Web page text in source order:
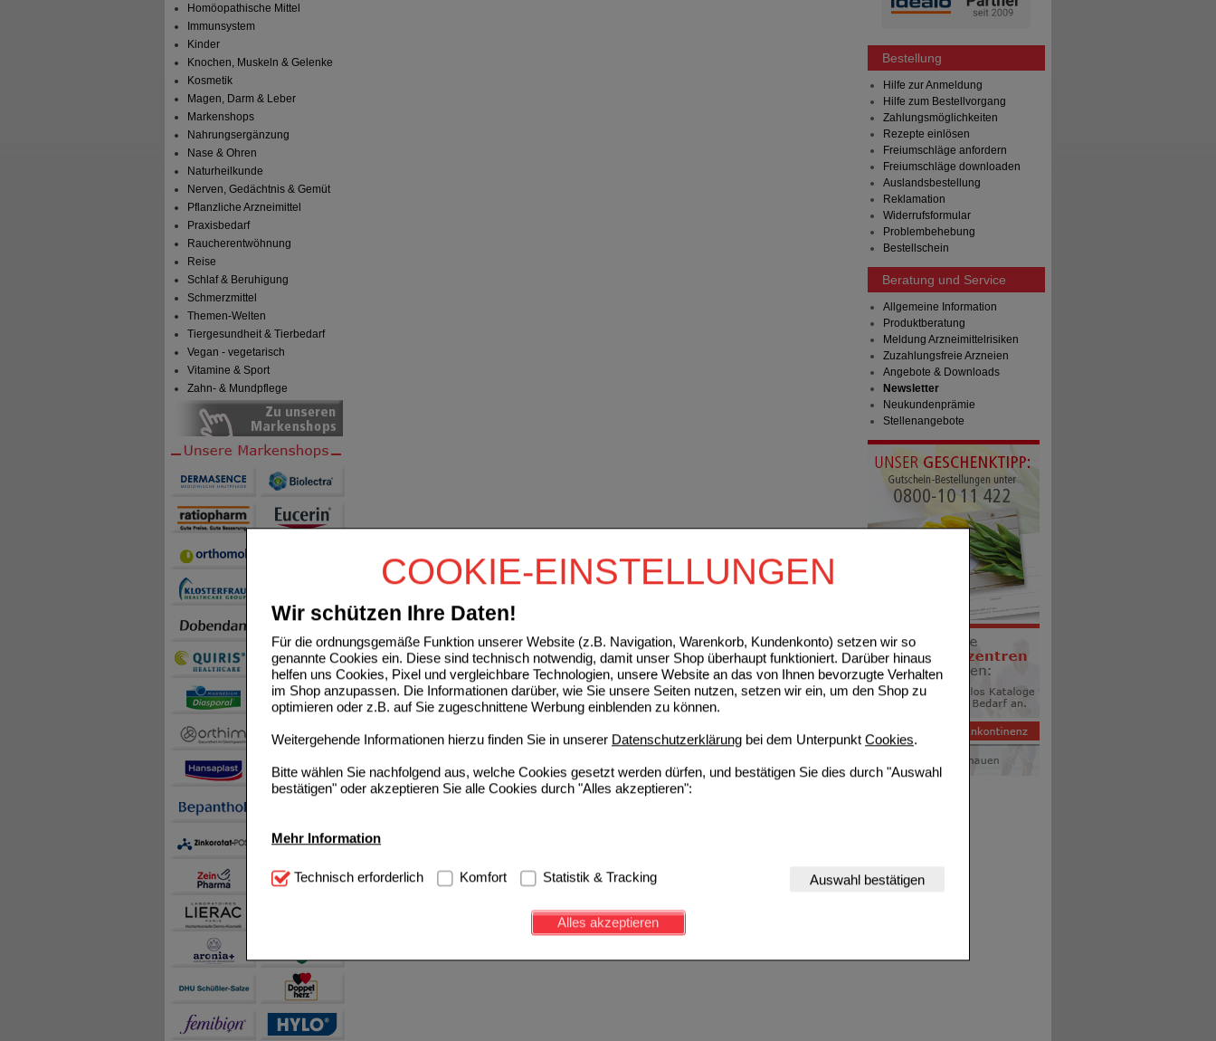
COOKIE-EINSTELLUNGEN
Wir schützen Ihre Daten!
Für die ordnungsgemäße Funktion unserer Website (z.B. Navigation, Warenkorb, Kundenkonto) setzen wir so
genannte Cookies ein. Diese sind technisch notwendig, damit unser Shop überhaupt funktioniert. Darüber hinaus
helfen uns Cookies, Pixel und vergleichbare Technologien, unsere Website an das von Ihnen bevorzugte Verhalten
im Shop anzupassen. Die Informationen darüber, wie Sie unsere Seiten nutzen, setzen wir ein, um den Shop zu
optimieren oder z.B. auf Sie zugeschnittene Werbung einblenden zu können.
Weitergehende Informationen hierzu finden Sie in unserer Datenschutzerklärung bei dem Unterpunkt Cookies.
Bitte wählen Sie nachfolgend aus, welche Cookies gesetzt werden dürfen, und bestätigen Sie dies durch "Auswahl
bestätigen" oder akzeptieren Sie alle Cookies durch "Alles akzeptieren":
Mehr Information
Technisch Notwendig: Hierbei handelt es sich um Cookies, die für die Grundfunktionen unserer Website
notwendig sind (z.B. Navigation, Warenkorb, Kundenkonto), weshalb auf diese nicht verzichtet werden kann.
Diese Cookies werden genutzt um das Einkaufserlebnis noch ansprechender zu gestalten,
beispielsweise für die Wiedererkennung des Besuchers oder unsere Seite an bevorzugte Verhaltensweisen (z.B.
Inhalte anzuzeigen und unser Partnerprogramm zu betreiben.
Statistik & Tracking:
sammeln, mit deren Hilfe wir unsere Website weiter für Sie optimieren können, den Inhalt auf unserer Website aber
auch die Werbung auf Drittseiten möglichst relevant für Sie zu gestalten. Bitte beachten Sie, dass Daten hierfür
Technisch erforderlich Komfort Statistik & Tracking Auswahl bestätigen
Alles akzeptieren
Homöopathische Mittel
Immunsystem
Kinder
Knochen, Muskeln & Gelenke
Kosmetik
Magen, Darm & Leber
Markenshops
Nahrungsergänzung
Nase & Ohren
Naturheilkunde
Nerven, Gedächtnis & Gemüt
Pflanzliche Arzneimittel
Praxisbedarf
Raucherentwöhnung
Reise
Schlaf & Beruhigung
Schmerzmittel
Themen-Welten
Tiergesundheit & Tierbedarf
Vegan - vegetarisch
Vitamine & Sport
Zahn- & Mundpflege
Bestellung
Hilfe zur Anmeldung
Hilfe zum Bestellvorgang
Zahlungsmöglichkeiten
Rezepte einlösen
Freiumschläge anfordern
Freiumschläge downloaden
Auslandsbestellung
Reklamation
Widerrufsformular
Problembehebung
Bestellschein
Beratung und Service
Allgemeine Information
Produktberatung
Meldung Arzneimittelrisiken
Zuzahlungsfreie Arzneien
Angebote & Downloads
Newsletter
Neukundenprämie
Stellenangebote